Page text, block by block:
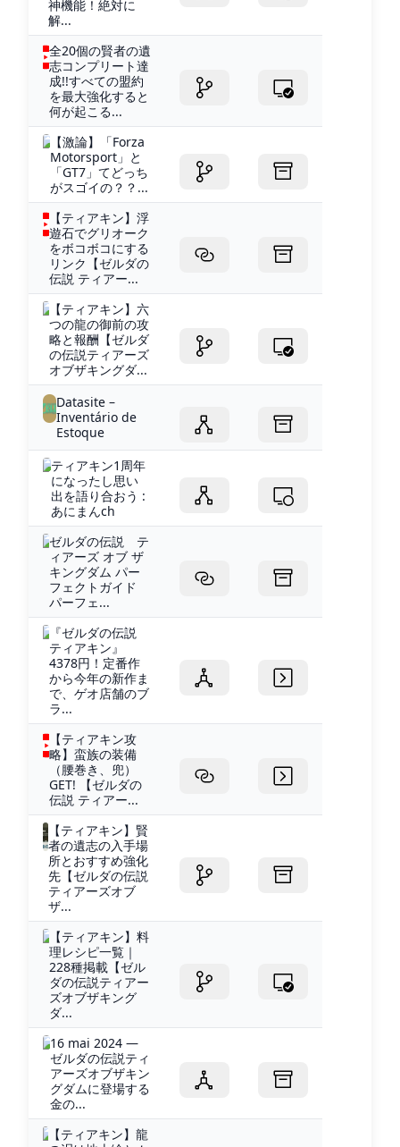
神機能！絶対に
解...
全20個の賢者の遺
志コンプリート達
成!!すべての盟約
を最大強化すると
何が起こる...
【激論】「Forza
Motorsport」と
「GT7」てどっち
がスゴイの？？...
【ティアキン】浮
遊石でグリオーク
をボコボコにする
リンク【ゼルダの
伝説 ティアー...
【ティアキン】六
つの龍の御前の攻
略と報酬【ゼルダ
の伝説ティアーズ
オブザキングダ...
Datasite –
Inventário de
Estoque
ティアキン1周年
になったし思い
出を語り合おう :
あにまんch
ゼルダの伝説 テ
ィアーズ オブ ザ
キングダム パー
フェクトガイド
パーフェ...
『ゼルダの伝説
ティアキン』
4378円！定番作
から今年の新作ま
で、ゲオ店舗のブ
ラ...
【ティアキン攻
略】蛮族の装備
（腰巻き、兜）
GET! 【ゼルダの
伝説 ティアー...
【ティアキン】賢
者の遺志の入手場
所とおすすめ強化
先【ゼルダの伝説
ティアーズオブ
ザ...
【ティアキン】料
理レシピ一覧｜
228種掲載【ゼル
ダの伝説ティアー
ズオブザキング
ダ...
16 mai 2024 —
ゼルダの伝説ティ
アーズオブザキン
グダムに登場する
金の...
【ティアキン】龍